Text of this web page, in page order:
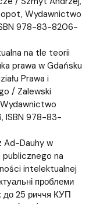
Wydawnictwo
978-83-8206-
na tle teorii
prawa w Gdańsku
Prawa i
/ Zalewski
ISBN 978-83-
Ad-Dauhy w
publicznego na
intelektualnej
проблеми
до 25 риччя КУП